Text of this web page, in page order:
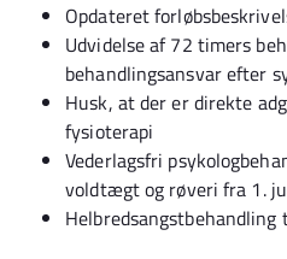
Opdateret
Udvidelse af 72 timers
behandlingsansvar efter
Husk, at der er direkte
fysioterapi
Vederlagsfri
voldtægt og røveri fra 1.